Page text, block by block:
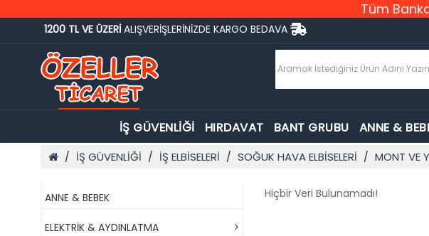
Tüm
1200 TL VE ÜZERİ ALIŞVERİŞLERİNİZDE KARGO BEDAVA
İŞ GÜVENLİĞİ HIRDAVAT BANT GRUBU ANNE &
İŞ GÜVENLİĞİ İŞ ELBİSELERİ SOĞUK HAVA ELBİSELERİ MONT VE
ANNE & BEBEK
ELEKTRİK & AYDINLATMA
Hiçbir Veri Bulunamadı!